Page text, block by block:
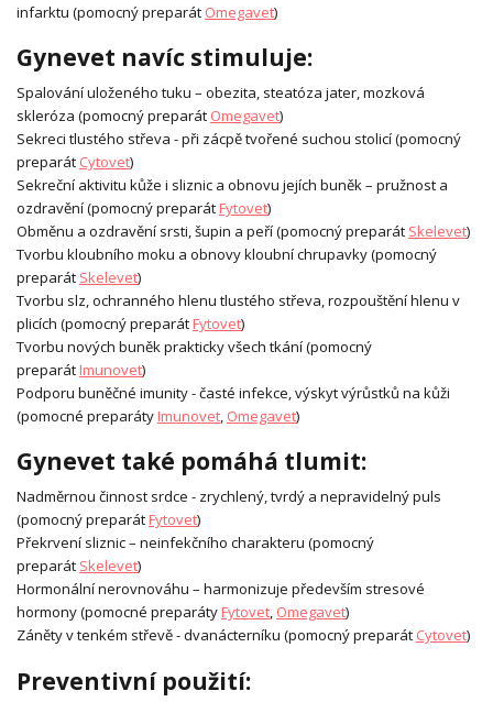
infarktu (pomocný preparát Omegavet)
Gynevet navíc stimuluje:
Spalování uloženého tuku – obezita, steatóza jater, mozková
skleróza (pomocný preparát Omegavet)
Sekreci tlustého střeva - při zácpě tvořené suchou stolicí (pomocný
preparát Cytovet)
Sekreční aktivitu kůže i sliznic a obnovu jejích buněk – pružnost a
ozdravění (pomocný preparát Fytovet)
Obměnu a ozdravění srsti, šupin a peří (pomocný preparát Skelevet)
Tvorbu kloubního moku a obnovy kloubní chrupavky (pomocný
preparát Skelevet)
Tvorbu slz, ochranného hlenu tlustého střeva, rozpouštění hlenu v
plicích (pomocný preparát Fytovet)
Tvorbu nových buněk prakticky všech tkání (pomocný
preparát Imunovet)
Podporu buněčné imunity - časté infekce, výskyt výrůstků na kůži
(pomocné preparáty Imunovet, Omegavet)
Gynevet také pomáhá tlumit:
Nadměrnou činnost srdce - zrychlený, tvrdý a nepravidelný puls
(pomocný preparát Fytovet)
Překrvení sliznic – neinfekčního charakteru (pomocný
preparát Skelevet)
Hormonální nerovnováhu – harmonizuje především stresové
hormony (pomocné preparáty Fytovet, Omegavet)
Záněty v tenkém střevě - dvanácterníku (pomocný preparát Cytovet)
Preventivní použití: